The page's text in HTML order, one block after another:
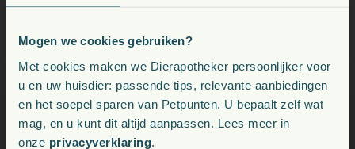
Mogen we cookies gebruiken?
Met cookies maken we Dierapotheker persoonlijker voor
u en uw huisdier: passende tips, relevante aanbiedingen
en het soepel sparen van Petpunten. U bepaalt zelf wat
mag, en u kunt dit altijd aanpassen. Lees meer in
onze privacyverklaring
Neem gerust contact op met ons op:
info@dierapotheker.nl
Kies uw land: